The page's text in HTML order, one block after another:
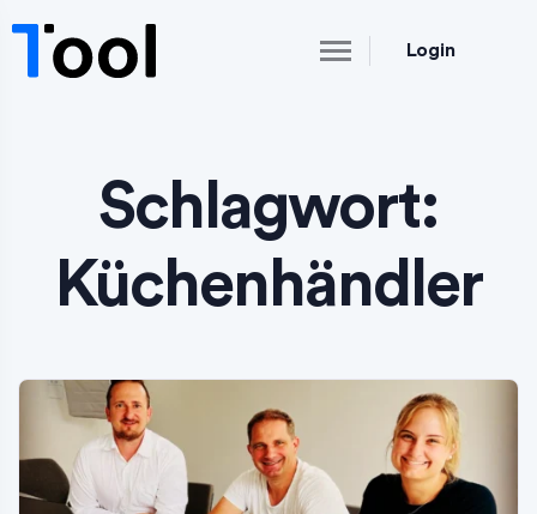
Login
Schlagwort:
Küchenhändler